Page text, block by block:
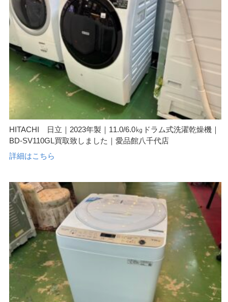
HITACHI 日立｜2023年製｜11.0/6.0㎏ドラム式洗濯乾燥機｜
BD-SV110GL買取致しました｜愛品館八千代店
詳細はこちら